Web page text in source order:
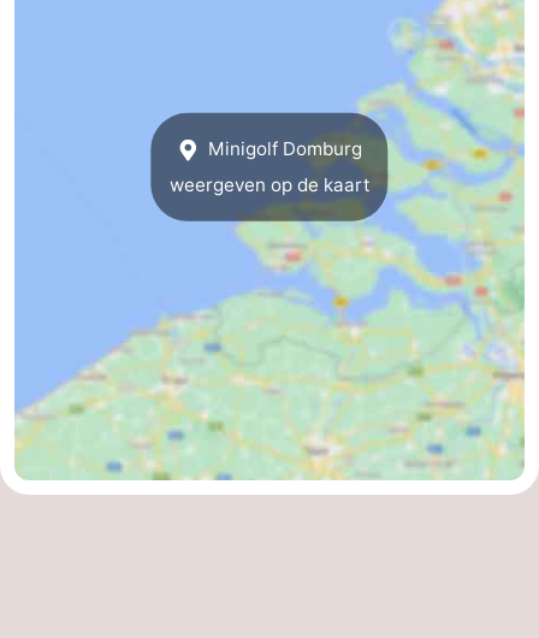
Binnenspeeltuinen
Steden
Rondleidingen
Sporten
Minigolf Domburg
weergeven op de kaart